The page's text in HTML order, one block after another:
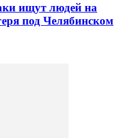
ищут людей на
под Челябинском